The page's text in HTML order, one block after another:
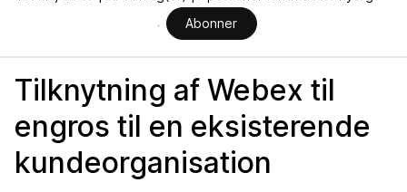
Abonner
Tilknytning af Webex til
engros til en eksisterende
kundeorganisation